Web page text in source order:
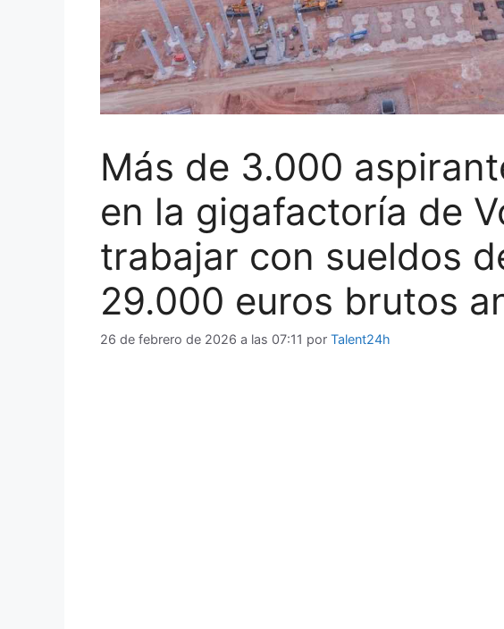
Más de 3.000
en la gigafactoría de
trabajar con sueldos
29.000 euros brutos
26 de febrero de 2026 a las 07:11 por Talent24h